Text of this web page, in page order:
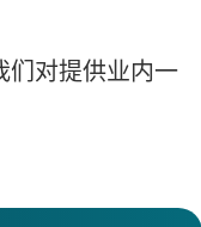
们对提供业内一